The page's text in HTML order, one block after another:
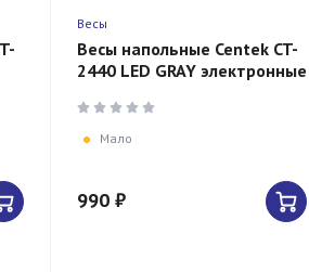
Весы
Весы напольные Centek CT-
2440 LED GRAY электронные
размер 28х28см
Мало
990 ₽